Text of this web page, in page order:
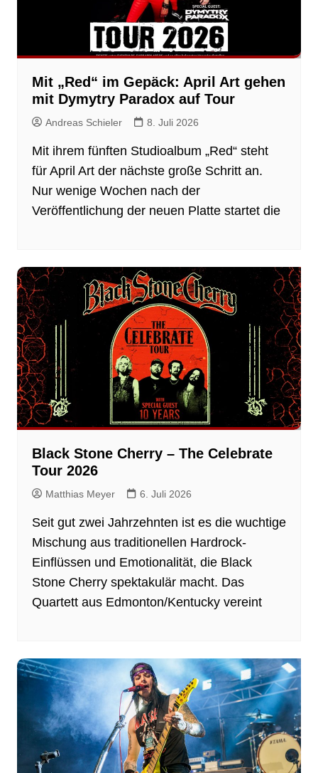
Mit „Red“ im Gepäck: April Art gehen
mit Dymytry Paradox auf Tour
Andreas Schieler 8. Juli 2026
Mit ihrem fünften Studioalbum „Red“ steht
für April Art der nächste große Schritt an.
Nur wenige Wochen nach der
Veröffentlichung der neuen Platte startet die
Black Stone Cherry – The Celebrate
Tour 2026
Matthias Meyer 6. Juli 2026
Seit gut zwei Jahrzehnten ist es die wuchtige
Mischung aus traditionellen Hardrock-
Einflüssen und Emotionalität, die Black
Stone Cherry spektakulär macht. Das
Quartett aus Edmonton/Kentucky vereint